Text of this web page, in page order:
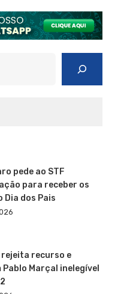
pede ao STF
para receber os
Dia dos Pais
rejeita recurso e
Pablo Marçal inelegível